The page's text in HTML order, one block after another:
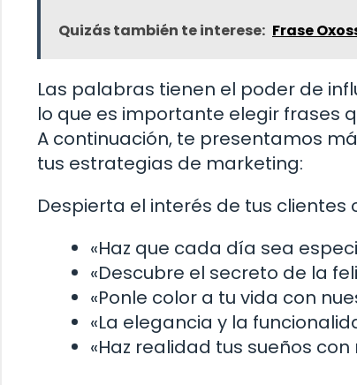
Quizás también te interese: Frase
Las palabras tienen el poder de
lo que es importante elegir frases
A continuación, te presentamos
tus estrategias de marketing:
Despierta el interés de tus
«Haz que cada día sea
«Descubre el secreto de la
«Ponle color a tu vida con
«La elegancia y la
«Haz realidad tus sueños